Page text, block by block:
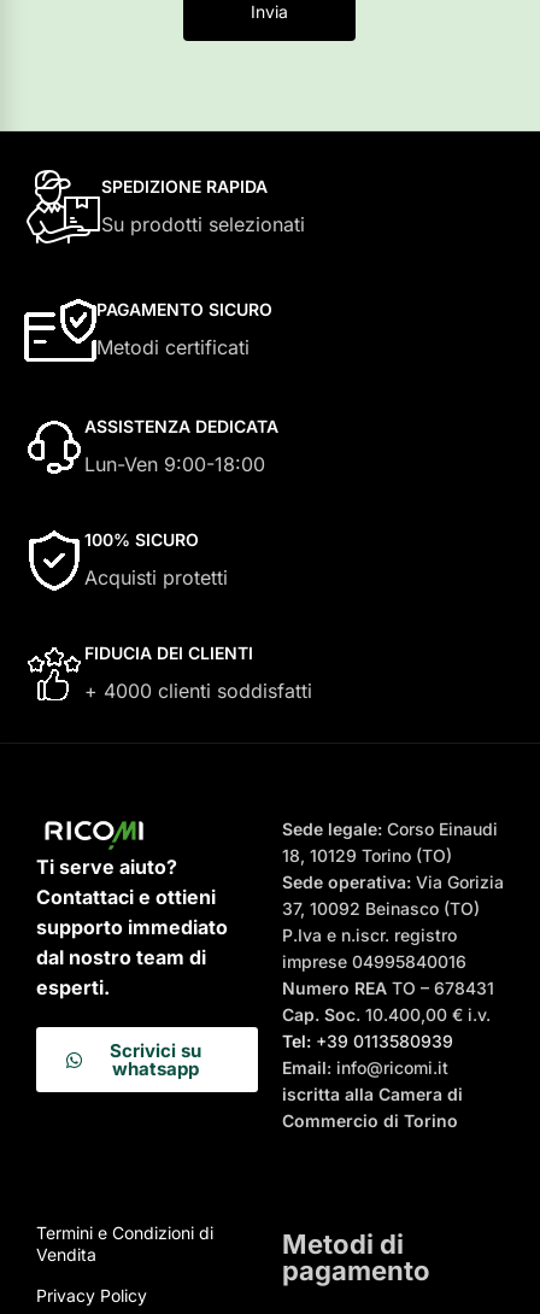
Invia
SPEDIZIONE RAPIDA
Su prodotti selezionati
PAGAMENTO SICURO
Metodi certificati
ASSISTENZA DEDICATA
Lun-Ven 9:00-18:00
100% SICURO
Acquisti protetti
FIDUCIA DEI CLIENTI
+ 4000 clienti soddisfatti
Ti serve aiuto?
Contattaci e ottieni
supporto immediato
dal nostro team di
esperti.
Scrivici su
whatsapp
Sede legale:Corso Einaudi
18, 10129 Torino (TO)
Sede operativa:Via Gorizia
37, 10092 Beinasco (TO)
P.Iva e n.iscr. registro
imprese 04995840016
Numero REA TO – 678431
Cap. Soc.10.400,00 € i.v.
Tel:+39 0113580939
Email: info@ricomi.it
iscritta alla Camera di
Commercio di Torino
Termini e Condizioni di
Vendita
Privacy Policy
Metodi di
pagamento